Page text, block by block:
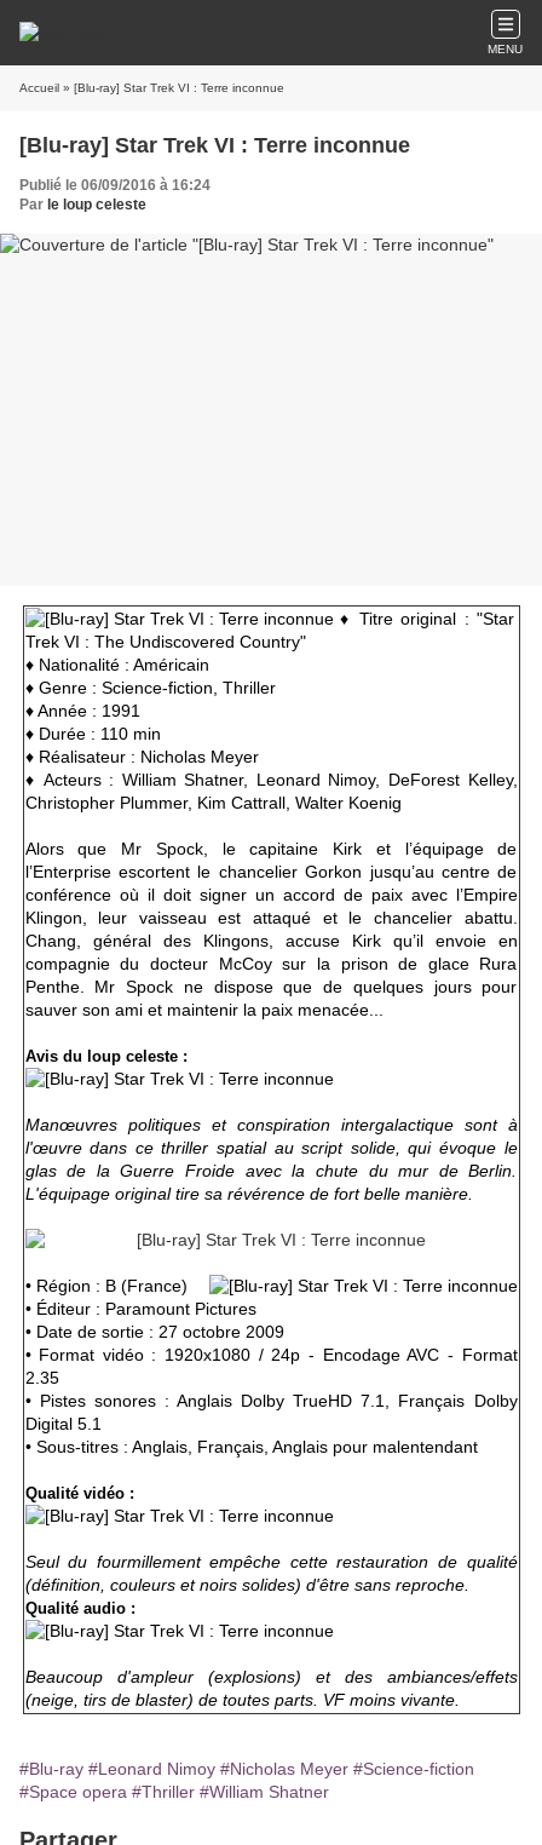
MENU
Accueil » [Blu-ray] Star Trek VI : Terre inconnue
[Blu-ray] Star Trek VI : Terre inconnue
Publié le 06/09/2016 à 16:24
Par le loup celeste
♦ Titre original : "Star
Trek VI : The Undiscovered Country"
♦ Nationalité : Américain
♦ Genre : Science-fiction, Thriller
♦ Année : 1991
♦ Durée : 110 min
♦ Réalisateur : Nicholas Meyer
♦ Acteurs : William Shatner, Leonard Nimoy, DeForest Kelley,
Christopher Plummer, Kim Cattrall, Walter Koenig
Alors que Mr Spock, le capitaine Kirk et l’équipage de
l’Enterprise escortent le chancelier Gorkon jusqu’au centre de
conférence où il doit signer un accord de paix avec l’Empire
Klingon, leur vaisseau est attaqué et le chancelier abattu.
Chang, général des Klingons, accuse Kirk qu’il envoie en
compagnie du docteur McCoy sur la prison de glace Rura
Penthe. Mr Spock ne dispose que de quelques jours pour
sauver son ami et maintenir la paix menacée...
Avis du loup celeste :
Manœuvres politiques et conspiration intergalactique sont à
l'œuvre dans ce thriller spatial au script solide, qui évoque le
glas de la Guerre Froide avec la chute du mur de Berlin.
L'équipage original tire sa révérence de fort belle manière.
• Région : B (France)
• Éditeur : Paramount Pictures
• Date de sortie : 27 octobre 2009
• Format vidéo : 1920x1080 / 24p - Encodage AVC - Format
2.35
• Pistes sonores : Anglais Dolby TrueHD 7.1, Français Dolby
Digital 5.1
• Sous-titres : Anglais, Français, Anglais pour malentendant
Qualité vidéo :
Seul du fourmillement empêche cette restauration de qualité
(définition, couleurs et noirs solides) d'être sans reproche.
Qualité audio :
Beaucoup d'ampleur (explosions) et des ambiances/effets
(neige, tirs de blaster) de toutes parts. VF moins vivante.
#Blu-ray #Leonard Nimoy #Nicholas Meyer #Science-fiction
#Space opera #Thriller #William Shatner